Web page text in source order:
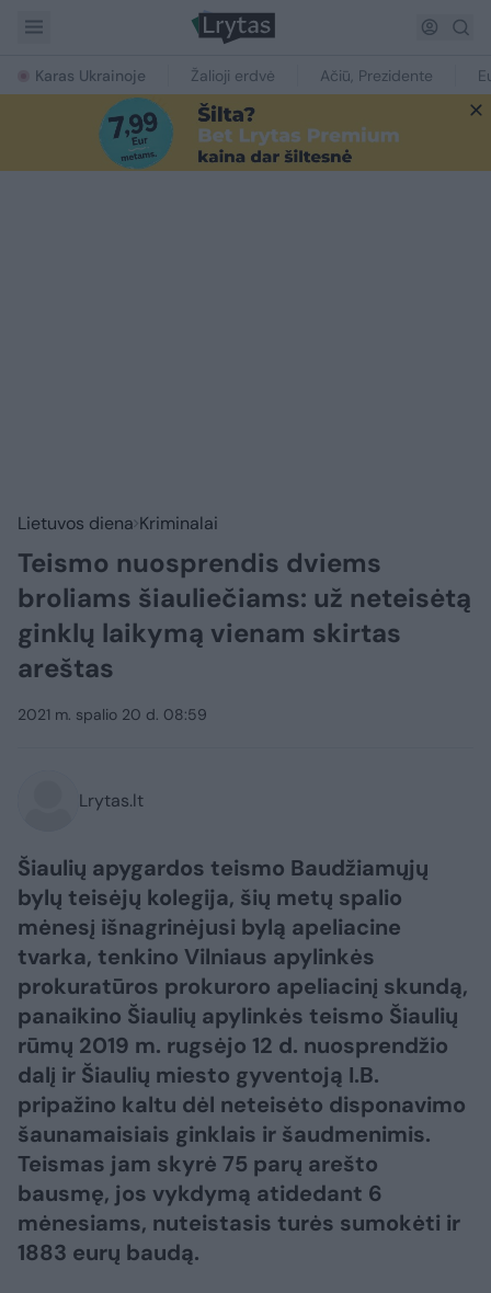
Karas Ukrainoje Žalioji erdvė Ačiū, Prezidente
Lietuvos diena Kriminalai
Teismo nuosprendis dviems
broliams šiauliečiams: už neteisėtą
ginklų laikymą vienam skirtas
areštas
2021 m. spalio 20 d. 08:59
Lrytas.lt
Šiaulių apygardos teismo Baudžiamųjų
bylų teisėjų kolegija, šių metų spalio
mėnesį išnagrinėjusi bylą apeliacine
tvarka, tenkino Vilniaus apylinkės
prokuratūros prokuroro apeliacinį skundą,
panaikino Šiaulių apylinkės teismo Šiaulių
rūmų 2019 m. rugsėjo 12 d. nuosprendžio
dalį ir Šiaulių miesto gyventoją I.B.
pripažino kaltu dėl neteisėto disponavimo
šaunamaisiais ginklais ir šaudmenimis.
Teismas jam skyrė 75 parų arešto
bausmę, jos vykdymą atidedant 6
mėnesiams, nuteistasis turės sumokėti ir
1883 eurų baudą.